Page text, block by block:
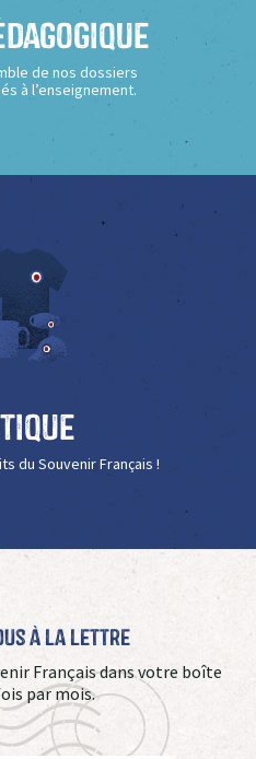
de nos dossiers
à l’enseignement.
du Souvenir Français !
à La Lettre
Français dans votre boîte
par mois.